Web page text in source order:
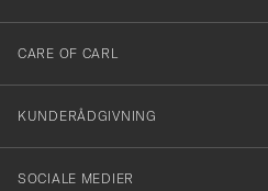
dig
till
vårt
nyhetsbrev!
CARE OF CARL
KUNDERÅDGIVNING
SOCIALE MEDIER